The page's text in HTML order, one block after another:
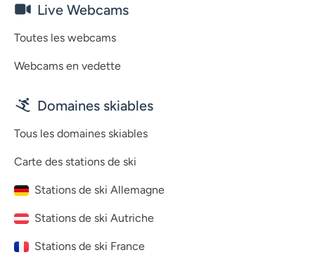
Live Webcams
Toutes les webcams
Webcams en vedette
Domaines skiables
Tous les domaines skiables
Carte des stations de ski
Stations de ski Allemagne
Stations de ski Autriche
Stations de ski France